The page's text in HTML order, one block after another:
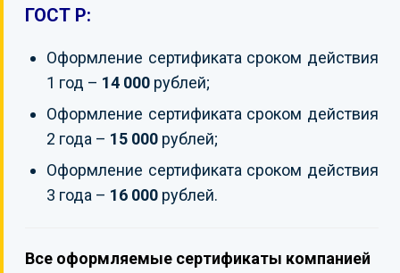
ГОСТ Р:
Оформление сертификата сроком действия
1 год – 14 000 рублей;
Оформление сертификата сроком действия
2 года – 15 000 рублей;
Оформление сертификата сроком действия
3 года – 16 000 рублей.
Все оформляемые сертификаты компанией